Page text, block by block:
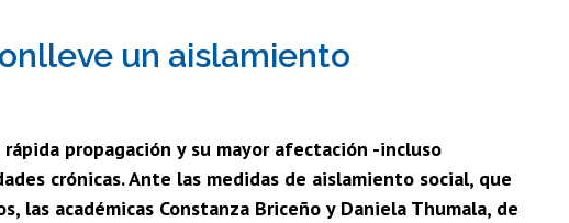
Bachillerato
un aislamiento
propagación y su mayor afectación -incluso
crónicas. Ante las medidas de aislamiento social, que
académicas Constanza Briceño y Daniela Thumala, de